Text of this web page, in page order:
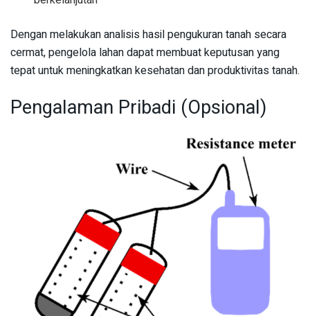
Dengan melakukan analisis hasil pengukuran tanah secara
cermat, pengelola lahan dapat membuat keputusan yang
tepat untuk meningkatkan kesehatan dan produktivitas tanah.
Pengalaman Pribadi (Opsional)